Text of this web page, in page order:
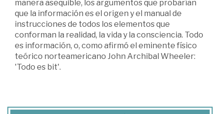
manera asequible, los argumentos que probarían
que la información es el origen y el manual de
instrucciones de todos los elementos que
conforman la realidad, la vida y la consciencia. Todo
es información, o, como afirmó el eminente físico
teórico norteamericano John Archibal Wheeler:
'Todo es bit'.